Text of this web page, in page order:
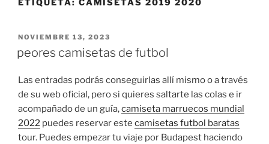
PUBLICADO
NOVIEMBRE 13, 2023
peores camisetas de futbol
Las entradas podrás conseguirlas allí mismo o a través
de su web oficial, pero si quieres saltarte las colas e ir
acompañado de un guía,camiseta marruecos mundial
2022 puedes reservar este camisetas futbol baratas
tour. Puedes empezar tu viaje por Budapest haciendo